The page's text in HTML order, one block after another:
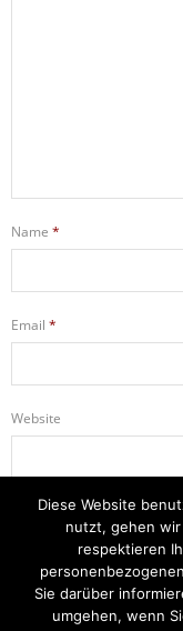
Name *
Email *
Website
Name, E-Mail-Adresse
nächsten Kommentar
Diese Website
nutzt, gehen wir
respektieren
Sie darüber
umgehen, wenn